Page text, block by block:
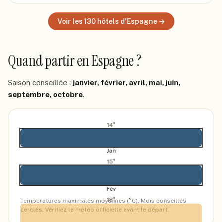
Voir les 130hôtels d'Espagne→
Quand partiren Espagne?
Saison conseillée : janvier, février, avril, mai, juin,
septembre, octobre.
14°
Jan
15°
Fév
18°
Températures maximales moyennes (°C). Mois conseillés
cerclés. Vérifiez la météo officielle avant le départ.